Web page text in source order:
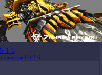
1.6
для CS 1.6